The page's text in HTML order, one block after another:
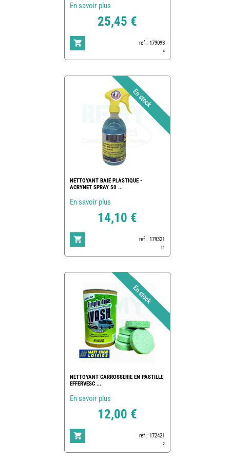
En savoir plus
25,45 €
ref : 179093
4
NETTOYANT BAIE PLASTIQUE -
ACRYNET SPRAY 50 ...
En savoir plus
14,10 €
ref : 179321
11
NETTOYANT CARROSSERIE EN PASTILLE
EFFERVESC ...
En savoir plus
12,00 €
ref : 172421
2